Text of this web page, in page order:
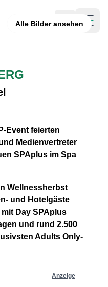
Suche
Menü
Alle Bilder ansehen
Event feierten
Medienvertreter
SPAplus im Spa
Wellnessherbst
und Hotelgäste
Day SPAplus
und rund 2.500
Adults Only-
Anzeige